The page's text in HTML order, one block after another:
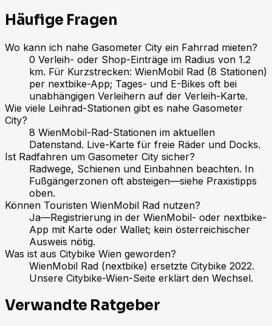
Häufige Fragen
Wo kann ich nahe Gasometer City ein Fahrrad mieten?
0 Verleih- oder Shop-Einträge im Radius von 1.2
km. Für Kurzstrecken: WienMobil Rad (8 Stationen)
per nextbike-App; Tages- und E-Bikes oft bei
unabhängigen Verleihern auf der Verleih-Karte.
Wie viele Leihrad-Stationen gibt es nahe Gasometer
City?
8 WienMobil-Rad-Stationen im aktuellen
Datenstand. Live-Karte für freie Räder und Docks.
Ist Radfahren um Gasometer City sicher?
Radwege, Schienen und Einbahnen beachten. In
Fußgängerzonen oft absteigen—siehe Praxistipps
oben.
Können Touristen WienMobil Rad nutzen?
Ja—Registrierung in der WienMobil- oder nextbike-
App mit Karte oder Wallet; kein österreichischer
Ausweis nötig.
Was ist aus Citybike Wien geworden?
WienMobil Rad (nextbike) ersetzte Citybike 2022.
Unsere Citybike-Wien-Seite erklärt den Wechsel.
Verwandte Ratgeber